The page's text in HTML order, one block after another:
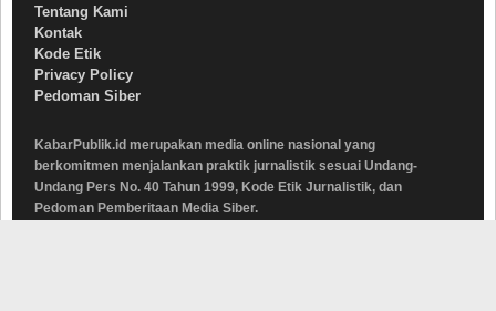
Tentang Kami
Kontak
Kode Etik
Privacy Policy
Pedoman Siber
KabarPublik.id merupakan media online nasional yang
berkomitmen menjalankan praktik jurnalistik sesuai Undang-
Undang Pers No. 40 Tahun 1999, Kode Etik Jurnalistik, dan
Pedoman Pemberitaan Media Siber.